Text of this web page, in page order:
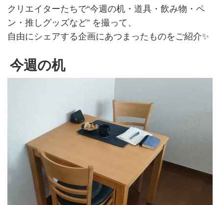
クリエイターたちで“今週の机・道具・飲み物・ペ
ン・推しグッズなど” を撮って、
自由にシェアする企画にあつまったものをご紹介✨️
今週の机